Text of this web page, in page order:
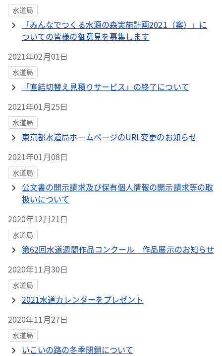
水道局
「みんなでつくる水源の森実施計画2021（案）」に
ついての皆様の御意見を募集します
2021年02月01日
水道局
「直結切替え見積りサービス」の終了について
2021年01月25日
水道局
東京都水道局ホームページのURL変更のお知らせ
2021年01月08日
水道局
公文書の開示請求及び保有個人情報の開示請求等の取
扱いについて
2020年12月21日
水道局
第62回水道週間作品コンクール 作品展示のお知らせ
2020年11月30日
水道局
2021水道カレンダーをプレゼント
2020年11月27日
水道局
いこいの路の冬季閉鎖について